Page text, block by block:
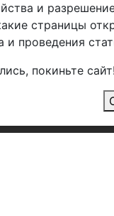
и
страницы
проведения
покиньте сайт!